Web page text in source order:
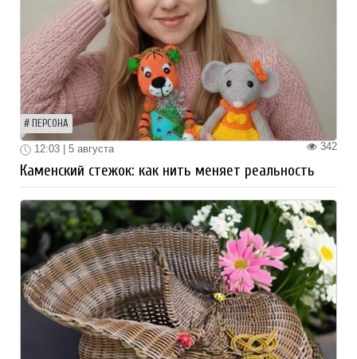
ПЕРСОНА
342
12:03 | 5 августа
Каменский стежок: как нить меняет реальность